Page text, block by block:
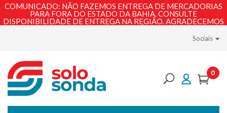
COMUNICADO: NÃO FAZEMOS ENTREGA DE MERCADORIAS
PARA FORA DO ESTADO DA BAHIA. CONSULTE
DISPONIBILIDADE DE ENTREGA NA REGIÃO. AGRADECEMOS
Sociais
0